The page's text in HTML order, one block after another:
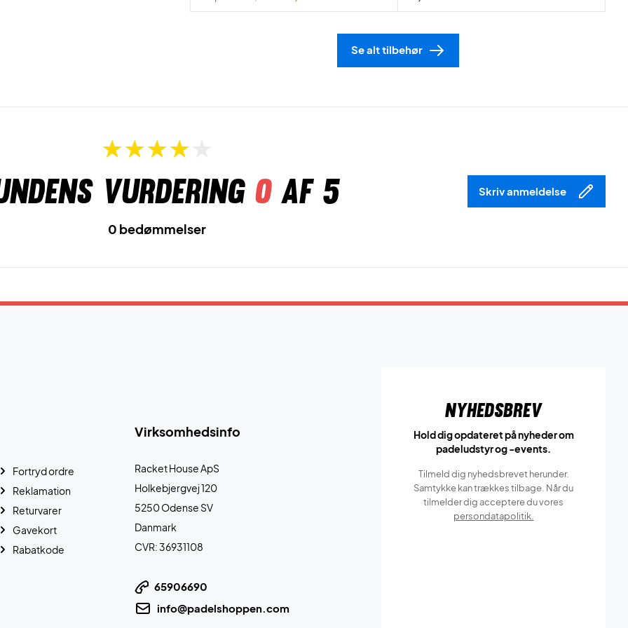
Se alt tilbehør
vurdering 0af 5 Skriv anmeldelse
0 bedømmelser
Virksomhedsinfo
Racket House ApS
Holkebjergvej 120
5250 Odense SV
Danmark
CVR: 36931108
65906690
info@padelshoppen.com
Fortryd ordre
Reklamation
Returvarer
Gavekort
Rabatkode
Nyhedsbrev
Hold dig opdateret på nyheder om
padeludstyr og -events.
Tilmeld dig nyhedsbrevet herunder.
Samtykke kan trækkes tilbage. Når du
tilmelder dig acceptere du vores
persondatapolitik.